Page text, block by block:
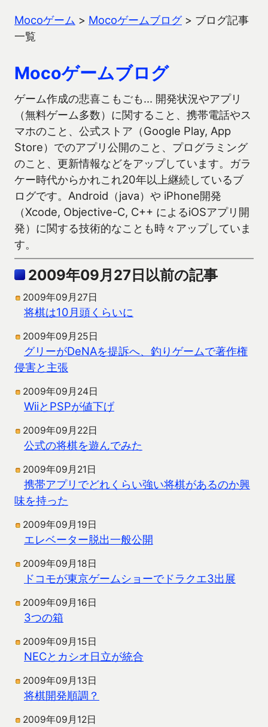
Mocoゲーム > Mocoゲームブログ> ブログ記事
一覧
Mocoゲームブログ
ゲーム作成の悲喜こもごも… 開発状況やアプリ
（無料ゲーム多数）に関すること、携帯電話やス
マホのこと、公式ストア（Google Play, App
Store）でのアプリ公開のこと、プログラミング
のこと、更新情報などをアップしています。ガラ
ケー時代からかれこれ20年以上継続しているブ
ログです。Android（java）や iPhone開発
（Xcode, Objective-C, C++ によるiOSアプリ開
発）に関する技術的なことも時々アップしていま
す。
2009年09月27日以前の記事
2009年09月27日
将棋は10月頭くらいに
2009年09月25日
グリーがDeNAを提訴へ、釣りゲームで著作権
侵害と主張
2009年09月24日
WiiとPSPが値下げ
2009年09月22日
公式の将棋を遊んでみた
2009年09月21日
携帯アプリでどれくらい強い将棋があるのか興
味を持った
2009年09月19日
エレベーター脱出一般公開
2009年09月18日
ドコモが東京ゲームショーでドラクエ3出展
2009年09月16日
3つの箱
2009年09月15日
NECとカシオ日立が統合
2009年09月13日
将棋開発順調？
2009年09月12日